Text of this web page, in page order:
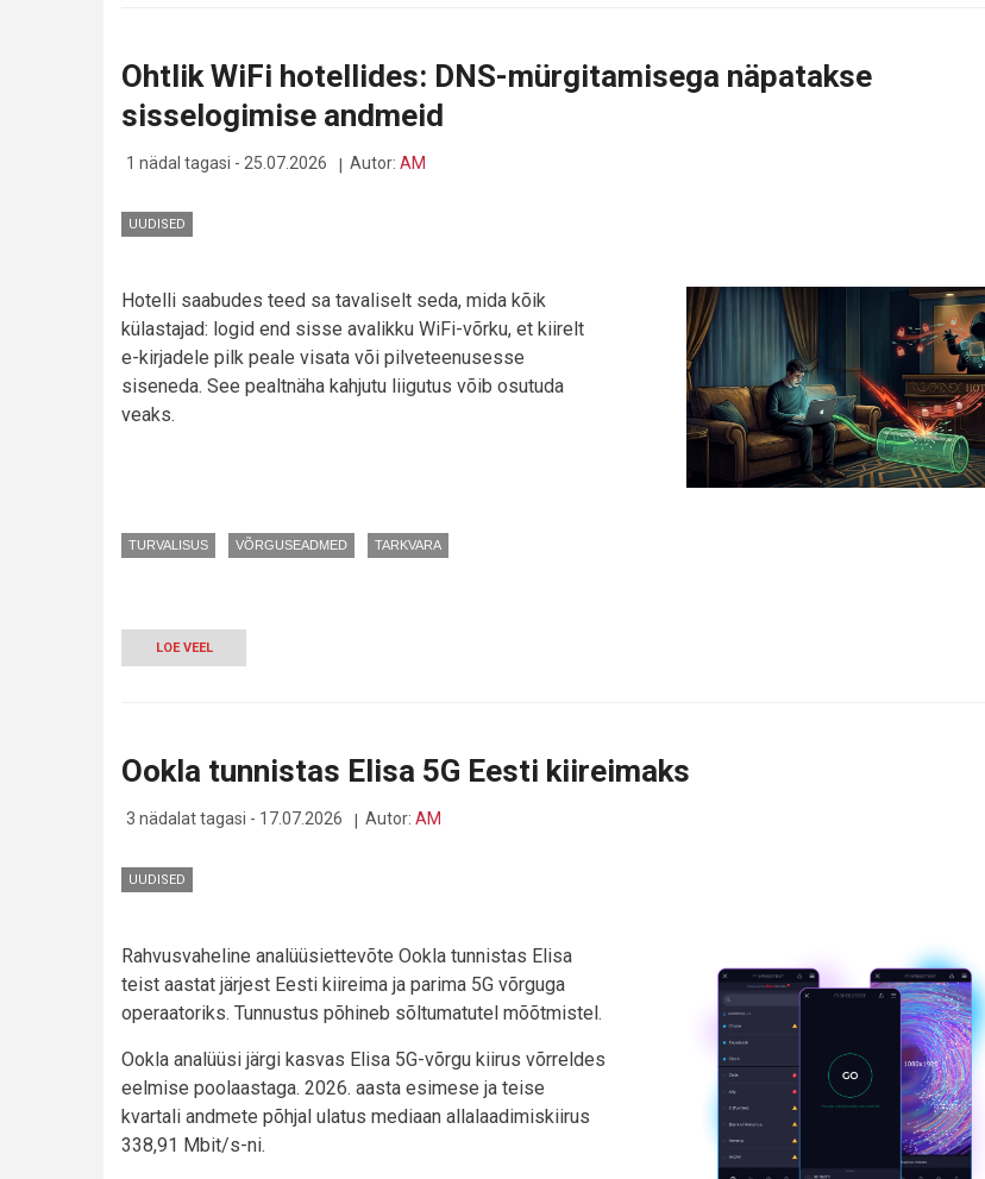
SINU
VÄÄRIB
PITSAT,
TORTI
Ohtlik WiFi hotellides: DNS-mürgitamisega näpatakse
sisselogimise andmeid
1 nädal tagasi - 25.07.2026 Autor: AM
UUDISED
Hotelli saabudes teed sa tavaliselt seda, mida kõik
külastajad: logid end sisse avalikku WiFi-võrku, et kiirelt
e-kirjadele pilk peale visata või pilveteenusesse
siseneda. See pealtnäha kahjutu liigutus võib osutuda
veaks.
TURVALISUS VÕRGUSEADMED TARKVARA
LOE VEEL-
OHTLIK
NÄPATAKSE
ANDMEID
Ookla tunnistas Elisa 5G Eesti kiireimaks
3 nädalat tagasi - 17.07.2026 Autor: AM
UUDISED
Rahvusvaheline analüüsiettevõte Ookla tunnistas Elisa
teist aastat järjest Eesti kiireima ja parima 5G võrguga
operaatoriks. Tunnustus põhineb sõltumatutel mõõtmistel.
Ookla analüüsi järgi kasvas Elisa 5G-võrgu kiirus võrreldes
eelmise poolaastaga. 2026. aasta esimese ja teise
kvartali andmete põhjal ulatus mediaan allalaadimiskiirus
338,91 Mbit/s-ni.